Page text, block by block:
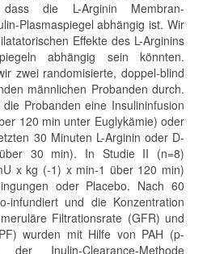
die L-Arginin Membran-
Plasmaspiegel abhängig ist. Wir
Effekte des L-Arginins
abhängig sein könnten.
zwei randomisierte, doppel-blind
männlichen Probanden durch.
Probanden eine Insulininfusion
120 min unter Euglykämie) oder
30 Minuten L-Arginin oder D-
30 min). In Studie II (n=8)
x kg (-1) x min-1 über 120 min)
oder Placebo. Nach 60
infundiert und die Konzentration
Filtrationsrate (GFR) und
wurden mit Hilfe von PAH (p-
Inulin-Clearance-Methode